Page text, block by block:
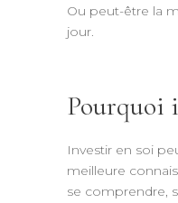
Ou peut-être la
jour.
Pourquoi
Investir en soi
meilleure
se comprendre,